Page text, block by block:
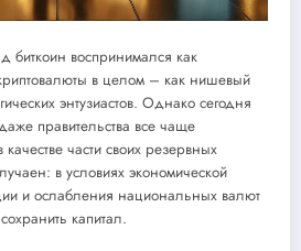
биткоин воспринимался как
в целом – как нишевый
энтузиастов. Однако сегодня
правительства все чаще
части своих резервных
в условиях экономической
и ослабления национальных валют
капитал.